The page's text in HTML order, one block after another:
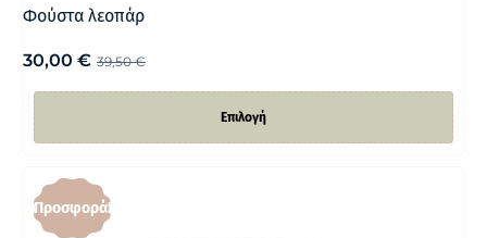
Φούστα λεοπάρ
39,50€
30,00 €
Επιλογή
Προσφορά!